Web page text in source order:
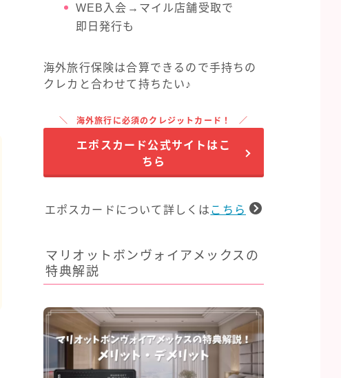
WEB入会→マイル店舗受取で
即日発行も
海外旅行保険は合算できるので手持ちの
クレカと合わせて持ちたい♪
海外旅行に必須のクレジットカード！
エポスカード公式サイトはこ
ちら
エポスカードについて詳しくは こちら
マリオットボンヴォイアメックスの
特典解説